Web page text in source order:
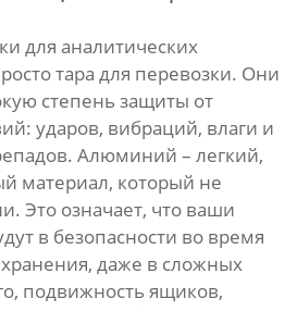
для аналитических
тара для перевозки. Они
степень защиты от
ударов, вибраций, влаги и
Алюминий – легкий,
материал, который не
Это означает, что ваши
в безопасности во время
даже в сложных
подвижность ящиков,